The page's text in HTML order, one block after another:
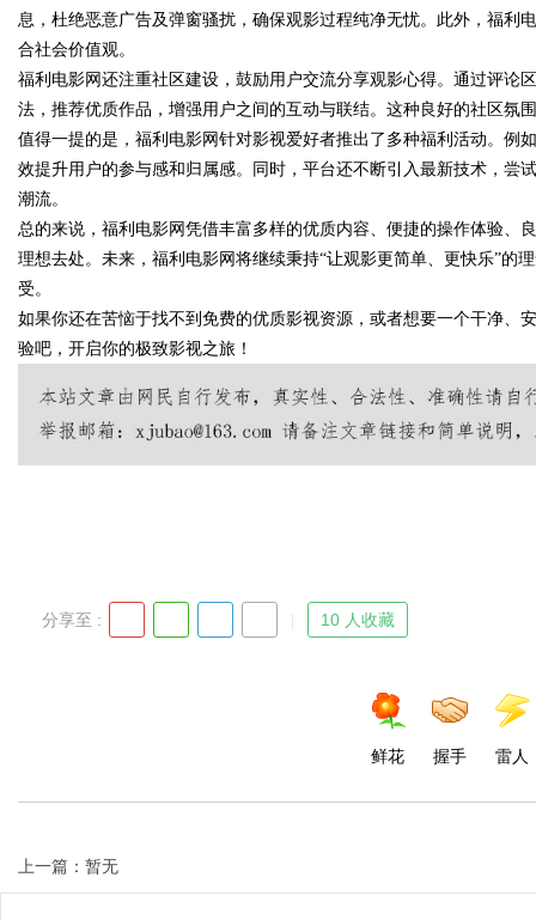
!
Bo
息，杜绝恶意广告及弹窗骚扰，确保观影过程纯净无忧。此外，福利
合社会价值观。
福利电影网还注重社区建设，鼓励用户交流分享观影心得。通过评论
法，推荐优质作品，增强用户之间的互动与联结。这种良好的社区氛
值得一提的是，福利电影网针对影视爱好者推出了多种福利活动。例
效提升用户的参与感和归属感。同时，平台还不断引入最新技术，尝
潮流。
总的来说，福利电影网凭借丰富多样的优质内容、便捷的操作体验、
理想去处。未来，福利电影网将继续秉持“让观影更简单、更快乐”的
受。
如果你还在苦恼于找不到免费的优质影视资源，或者想要一个干净、
验吧，开启你的极致影视之旅！
分享至 : 10 人收藏
鲜花 握手 雷人
上一篇：暂无